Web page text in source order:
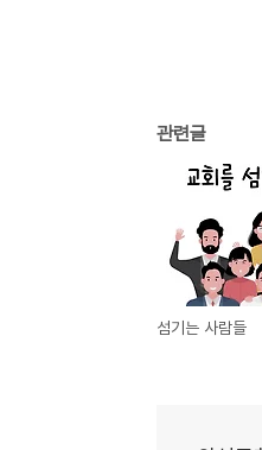
관련글
섬기는 사람들